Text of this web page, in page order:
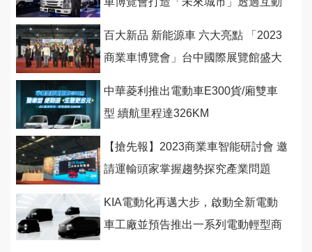
百大新品 新能源車 六大亮點 「2023
商業車博覽會」台中國際展覽館盛大
中華菱利推出電動車E300貨/廂雙車
型 續航里程達326KM
【搶先報】2023商業車智能研討會 邀
請運輸頭家掌握趨勢探究產業問題
KIA電動化再邁大步，啟動全新電動
車工廠並預告推出一系列電動輕型商